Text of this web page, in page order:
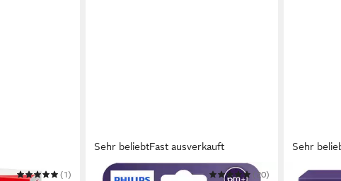
(1)
Sehr beliebtFast ausverkauft
PHILIPS AVENT
(20)
Sehr
PHILIPS